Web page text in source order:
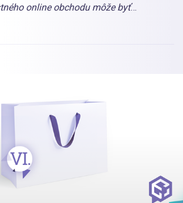
online obchodu môže byť